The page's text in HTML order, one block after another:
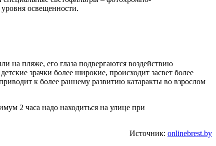
освещенности.
на пляже, его глаза подвергаются воздействию
зрачки более широкие, происходит засвет более
к более раннему развитию катаракты во взрослом
2 часа надо находиться на улице при
Источник: onlinebrest.by